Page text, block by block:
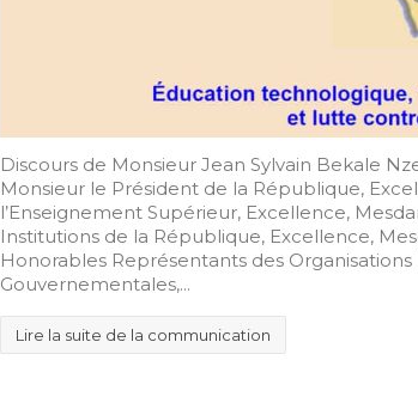
Discours de Monsieur Jean Sylvain Bekale
Monsieur le Président de la République,
l’Enseignement Supérieur, Excellence,
Institutions de la République, Excellence,
Honorables Représentants des
Gouvernementales,...
Lire la suite de la communication